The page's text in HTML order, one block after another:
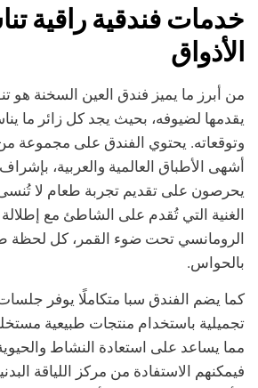
خدمات فندقية راقية
الأذواق
من أبرز ما يميز فندق العين السخنة هو
يقدمها لضيوفه، بحيث يجد كل زائر ما
وتوقعاته. يحتوي الفندق على مجموعة
أشهى الأطباق العالمية والعربية،
يحرصون على تقديم تجربة طعام لا
الغنية التي تُقدم على الشاطئ مع إطلالة
الرومانسي تحت ضوء القمر، كل لحظة
بالحواس.
كما يضم الفندق سبا متكاملًا يوفر
تجميلية باستخدام منتجات طبيعية
مما يساعد على استعادة النشاط
فيمكنهم الاستفادة من مركز اللياقة